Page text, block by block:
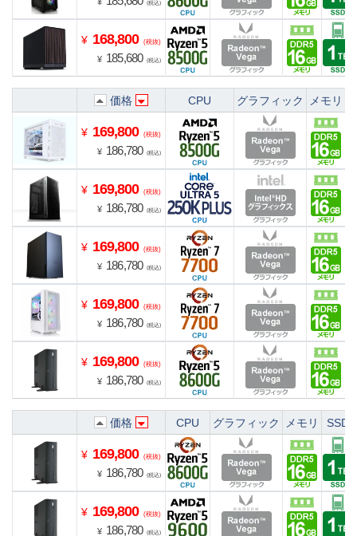
(税込)
¥ 168,800 (税抜)
¥ 185,680 (税込)
価格 CPU グラフィック メモリ
¥ 169,800 (税抜)
¥ 186,780 (税込)
¥ 169,800 (税抜)
¥ 186,780 (税込)
¥ 169,800 (税抜)
¥ 186,780 (税込)
¥ 169,800 (税抜)
¥ 186,780 (税込)
¥ 169,800 (税抜)
¥ 186,780 (税込)
価格 CPU グラフィック メモリ SSD
¥ 169,800 (税抜)
¥ 186,780 (税込)
¥ 169,800 (税抜)
¥ 186,780 (税込)